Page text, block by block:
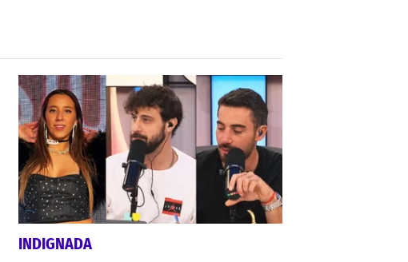
INDIGNADA